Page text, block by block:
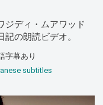
ジディ・ムアワッド
の朗読ビデオ。
字幕あり
subtitles